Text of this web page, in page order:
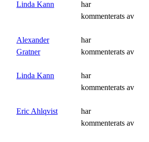
Linda Kann
har
kommenterats av
Alexander
Gratner
har
kommenterats av
Linda Kann
har
kommenterats av
Eric Ahlqvist
har
kommenterats av